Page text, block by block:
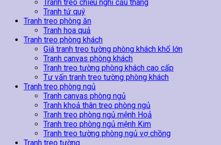
Tranh treo chiếu nghỉ cầu thang
Tranh tứ quý
Tranh treo phòng ăn
Tranh hoa quả
Tranh treo phòng khách
Giá tranh treo tường phòng khách khổ lớn
Tranh canvas phòng khách
Tranh treo tường phòng khách cao cấp
Tư vấn tranh treo tường phòng khách
Tranh treo phòng ngủ
Tranh canvas phòng ngủ
Tranh khoả thân treo phòng ngủ
Tranh treo phòng ngủ mệnh Hoả
Tranh treo phòng ngủ mệnh Kim
Tranh treo tường phòng ngủ vợ chồng
Tranh treo tường